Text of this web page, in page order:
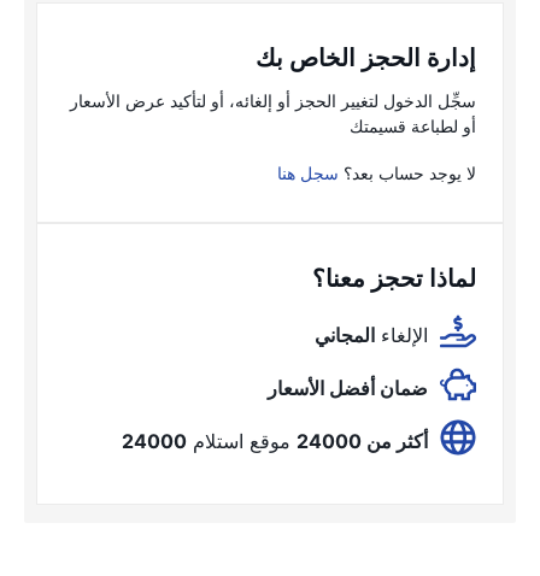
إدارة الحجز الخاص بك
سجِّل الدخول لتغيير الحجز أو إلغائه، أو لتأكيد عرض الأسعار
أو لطباعة قسيمتك
لا يوجد حساب بعد؟ سجل هنا
لماذا تحجز معنا؟
الإلغاء المجاني
ضمان أفضل الأسعار
أكثر من 24000 موقع استلام 24000